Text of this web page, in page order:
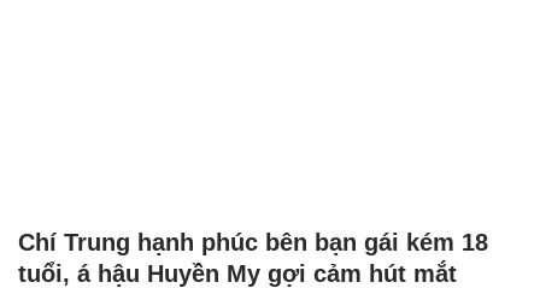
Chí Trung hạnh phúc bên bạn gái kém 18
tuổi, á hậu Huyền My gợi cảm hút mắt